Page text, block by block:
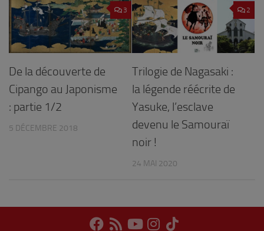
3
De la découverte de
Cipango au Japonisme
: partie 1/2
5 DÉCEMBRE 2018
2
Trilogie de Nagasaki :
la légende réécrite de
Yasuke, l’esclave
devenu le Samouraï
noir !
24 MAI 2020